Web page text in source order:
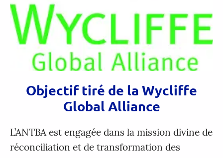
Objectif tiré de la Wycliffe
Global Alliance
L’ANTBA est engagée dans la mission divine de
réconciliation et de transformation des